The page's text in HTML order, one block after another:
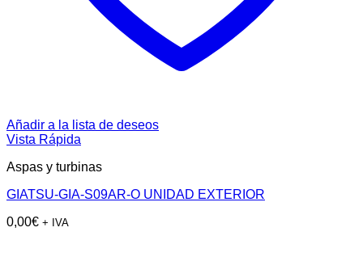
Añadir a la lista de deseos
Vista Rápida
Aspas y turbinas
GIATSU-GIA-S09AR-O UNIDAD EXTERIOR
0,00€ + IVA